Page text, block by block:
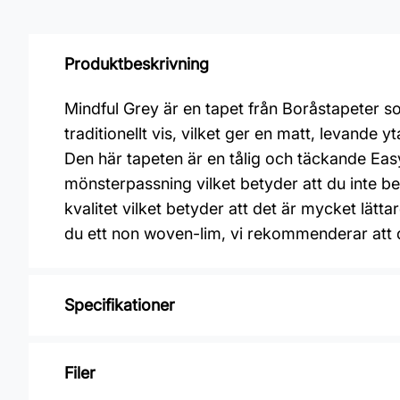
Produktbeskrivning
Mindful Grey är en tapet från Boråstapeter
traditionellt vis, vilket ger en matt, levande
Den här tapeten är en tålig och täckande
mönsterpassning vilket betyder att du inte
kvalitet vilket betyder att det är mycket
du ett non woven-lim, vi rekommenderar att
Specifikationer
Varumärke: Boråstapeter
Filer